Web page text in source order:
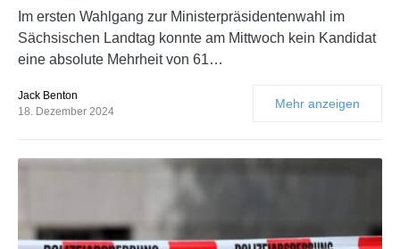
Im ersten Wahlgang zur Ministerpräsidentenwahl im
Sächsischen Landtag konnte am Mittwoch kein Kandidat
eine absolute Mehrheit von 61…
Jack Benton
18. Dezember 2024
Mehr anzeigen